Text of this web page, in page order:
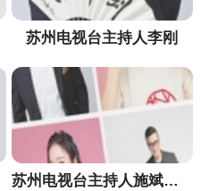
苏州电视台主持人李刚
苏州电视台主持人施斌家族